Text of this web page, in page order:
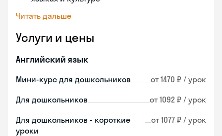
Читать дальше
Услуги и цены
Английский язык
Мини-курс для дошкольников от 1470 ₽ / урок
Для дошкольников от 1092 ₽ / урок
Для дошкольников - короткие
уроки
от 1077 ₽ / урок